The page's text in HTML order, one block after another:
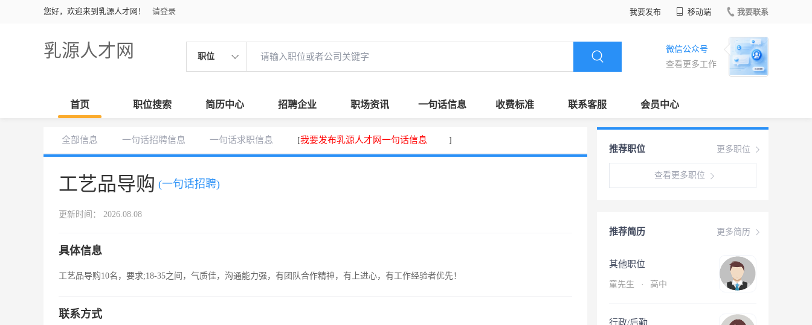
您好，欢迎来到乳源人才网！ 请登录 我要发布 移动端 我要联系
乳源人才网 职位
微信公众号
查看更多工作
首页 职位搜索 简历中心 招聘企业 职场资讯 一句话信息 收费标准 联系客服 会员中心
全部信息 一句话招聘信息 一句话求职信息 [我要发布乳源人才网一句话信息 ]
工艺品导购 (一句话招聘)
更新时间： 2026.08.08
具体信息
工艺品导购10名，要求;18-35之间，气质佳，沟通能力强，有团队合作精神，有上进心，有工作经验者优先！
联系方式
更多职位
推荐职位
查看更多职位
更多简历
推荐简历
其他职位
童先生 · 高中
行政/后勤